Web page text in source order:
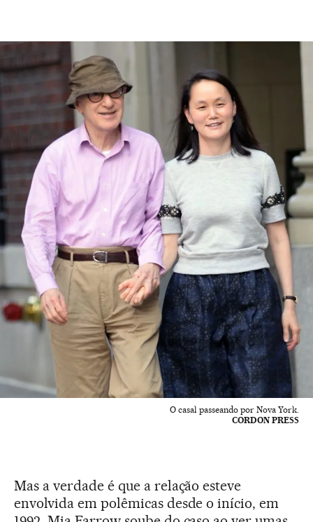
O casal passeando por Nova York.
CORDON PRESS
Mas a verdade é que a relação esteve
envolvida em polêmicas desde o início, em